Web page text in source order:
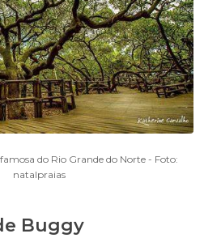
do Rio Grande do Norte - Foto:
natalpraias
Buggy